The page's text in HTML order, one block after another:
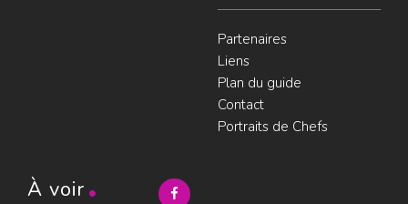
Partenaires
Liens
Plan du guide
Contact
Portraits de Chefs
À voir